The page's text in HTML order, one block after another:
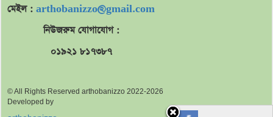
গেইনারের শীর্ষে নিটল ইন্স্যুরেন্স
জুলাই কনসার্টে হাসানের মুখে আঘাত করল পানির বোতল
মেইল : arthobanizzo@gmail.com
নিউজরুম যোগাযোগ :
০১৯২১ ৮১৭৩৮৭
© All Rights Reserved arthobanizzo 2022-2026
Developed by